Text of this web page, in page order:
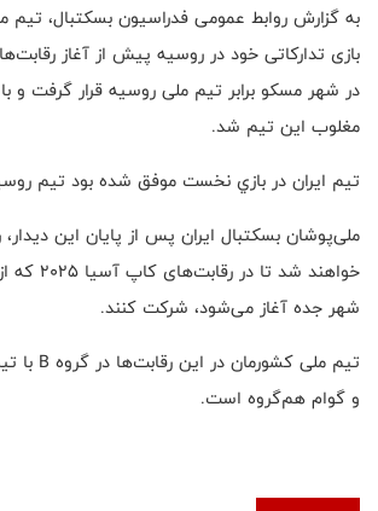
به گزارش روابط عمومی فدراسیون بسکتبال، تیم
مغلوب این تیم شد.
تيم ايران در بازي نخست موفق شده بود تيم
ملی‌پوشان بسکتبال ایران پس از پایان این
شهر جده آغاز می‌شود، شرکت کنند.
تیم ملی کشورمان در این رقابت‌ها در گروه B با
و گوام هم‌گروه است.